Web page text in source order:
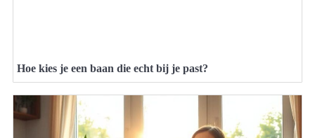
Hoe kies je een baan die echt bij je past?